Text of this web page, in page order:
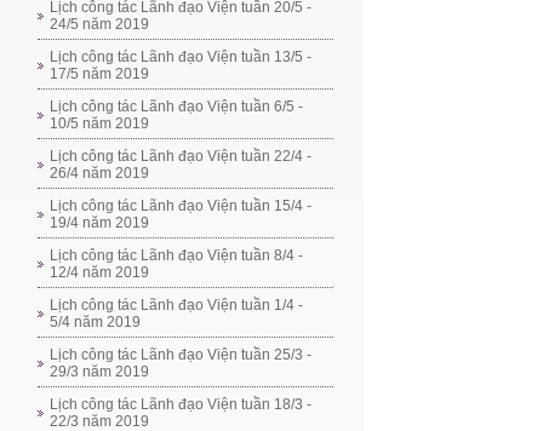
Lịch công tác Lãnh đạo Viện tuần 20/5 -
24/5 năm 2019
Lịch công tác Lãnh đạo Viện tuần 13/5 -
17/5 năm 2019
Lịch công tác Lãnh đạo Viện tuần 6/5 -
10/5 năm 2019
Lịch công tác Lãnh đạo Viện tuần 22/4 -
26/4 năm 2019
Lịch công tác Lãnh đạo Viện tuần 15/4 -
19/4 năm 2019
Lịch công tác Lãnh đạo Viện tuần 8/4 -
12/4 năm 2019
Lịch công tác Lãnh đạo Viện tuần 1/4 -
5/4 năm 2019
Lịch công tác Lãnh đạo Viện tuần 25/3 -
29/3 năm 2019
Lịch công tác Lãnh đạo Viện tuần 18/3 -
22/3 năm 2019